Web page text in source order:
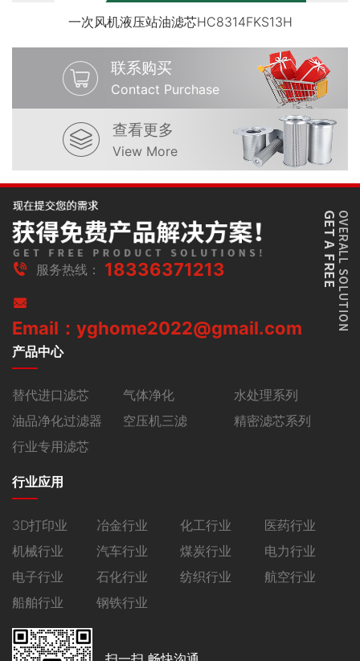
一次风机液压站油滤芯HC8314FKS13H
联系购买
Contact Purchase
查看更多
View More
服务热线： 18336371213
Email：yghome2022@gmail.com
产品中心
替代进口滤芯 气体净化
水处理系列
油品净化过滤器
空压机三滤
精密滤芯系列
行业专用滤芯
行业应用
3D打印业 冶金行业 化工行业
医药行业
机械行业
汽车行业 煤炭行业
电力行业
电子行业
石化行业 纺织行业
航空行业
船舶行业
钢铁行业